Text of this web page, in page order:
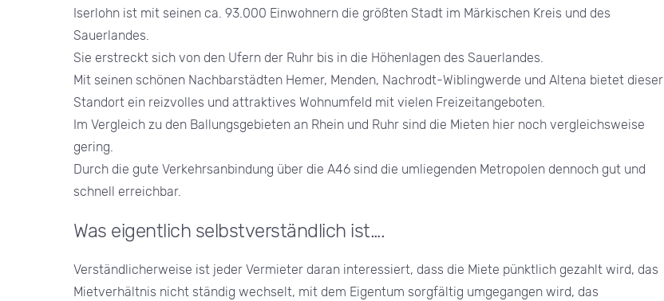
Iserlohn ist mit seinen ca. 93.000 Einwohnern die größten Stadt im Märkischen Kreis und des
Sauerlandes.
Sie erstreckt sich von den Ufern der Ruhr bis in die Höhenlagen des Sauerlandes.
Mit seinen schönen Nachbarstädten Hemer, Menden, Nachrodt-Wiblingwerde und Altena bietet dieser
Standort ein reizvolles und attraktives Wohnumfeld mit vielen Freizeitangeboten.
Im Vergleich zu den Ballungsgebieten an Rhein und Ruhr sind die Mieten hier noch vergleichsweise
gering.
Durch die gute Verkehrsanbindung über die A46 sind die umliegenden Metropolen dennoch gut und
schnell erreichbar.
Was eigentlich selbstverständlich ist….
Verständlicherweise ist jeder Vermieter daran interessiert, dass die Miete pünktlich gezahlt wird, das
Mietverhältnis nicht ständig wechselt, mit dem Eigentum sorgfältig umgegangen wird, das